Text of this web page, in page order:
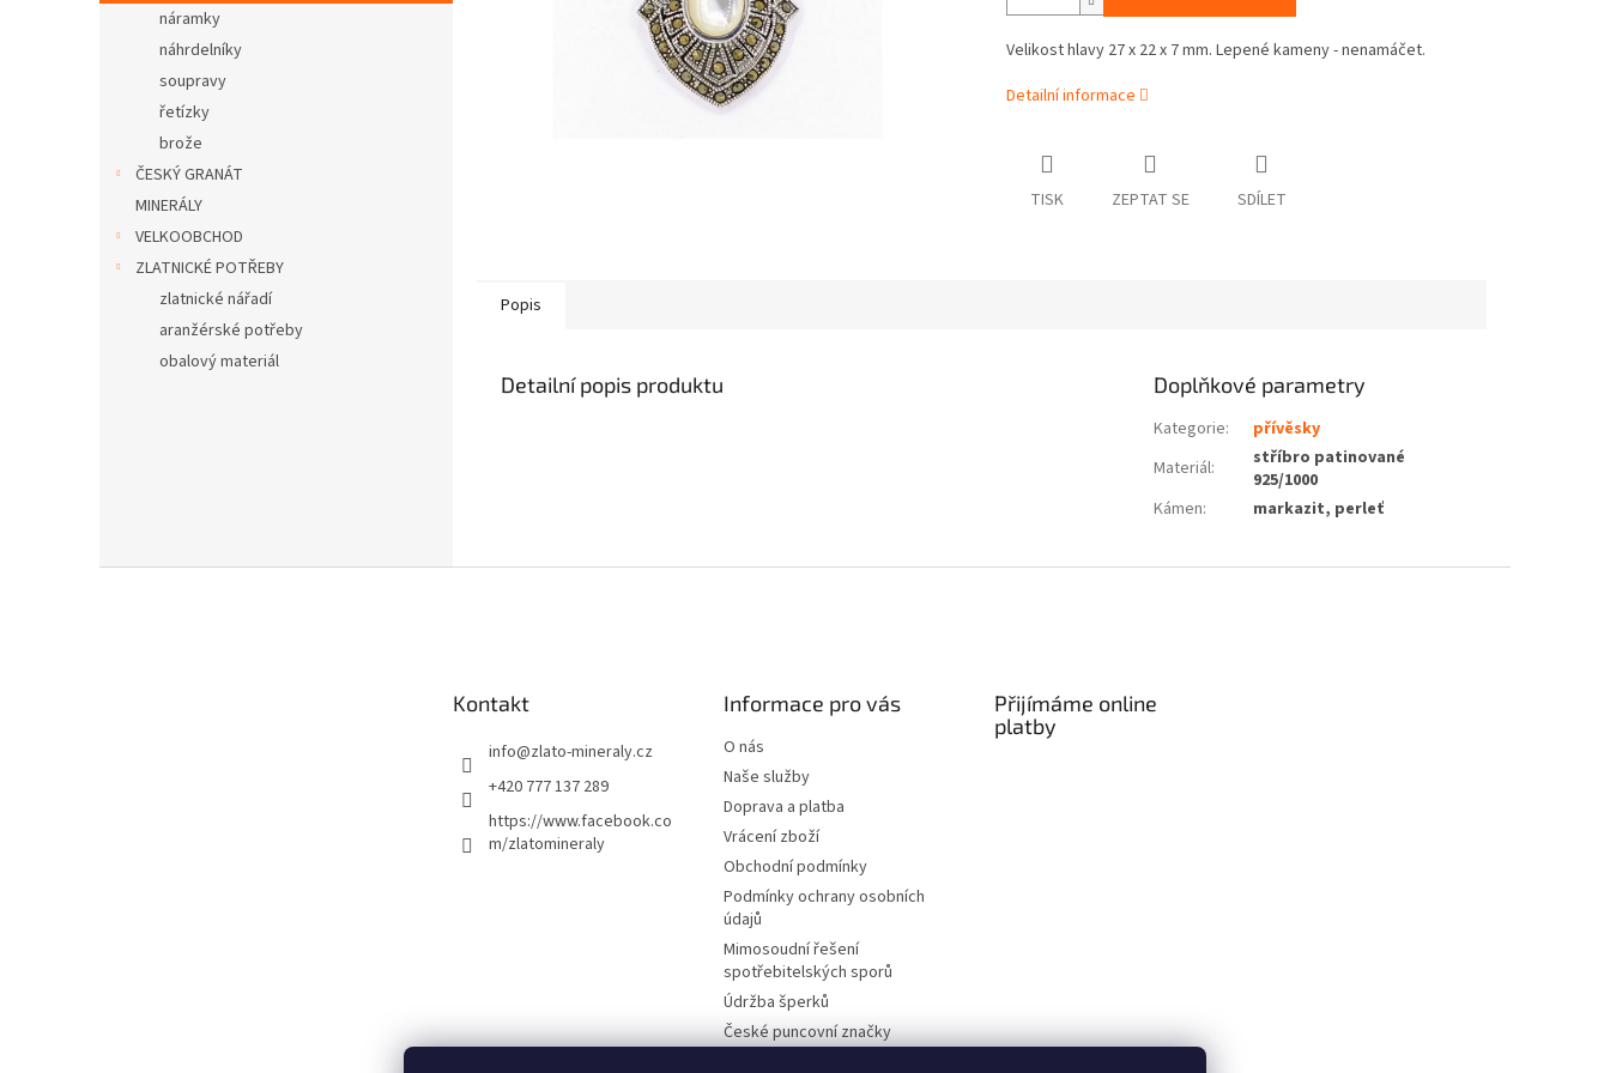
n
náramky
náhrdelníky
soupravy
řetízky
brože
ČESKÝ GRANÁT
MINERÁLY
VELKOOBCHOD
ZLATNICKÉ POTŘEBY
zlatnické nářadí
aranžérské potřeby
obalový materiál
Velikost hlavy 27 x 22 x 7 mm. Lepené kameny - nenamáčet.
Detailní informace
TISK ZEPTAT SE SDÍLET
Popis
Detailní popis produktu Doplňkové parametry
Kategorie:
přívěsky
Materiál:
stříbro patinované
925/1000
Kámen: markazit, perleť
Kontakt
info@zlato-mineraly.cz
+420 777 137 289
https://www.facebook.co
m/zlatomineraly
Informace pro vás
O nás
Naše služby
Doprava a platba
Vrácení zboží
Obchodní podmínky
Podmínky ochrany osobních
údajů
Mimosoudní řešení
spotřebitelských sporů
Údržba šperků
České puncovní značky
Přijímáme online
platby